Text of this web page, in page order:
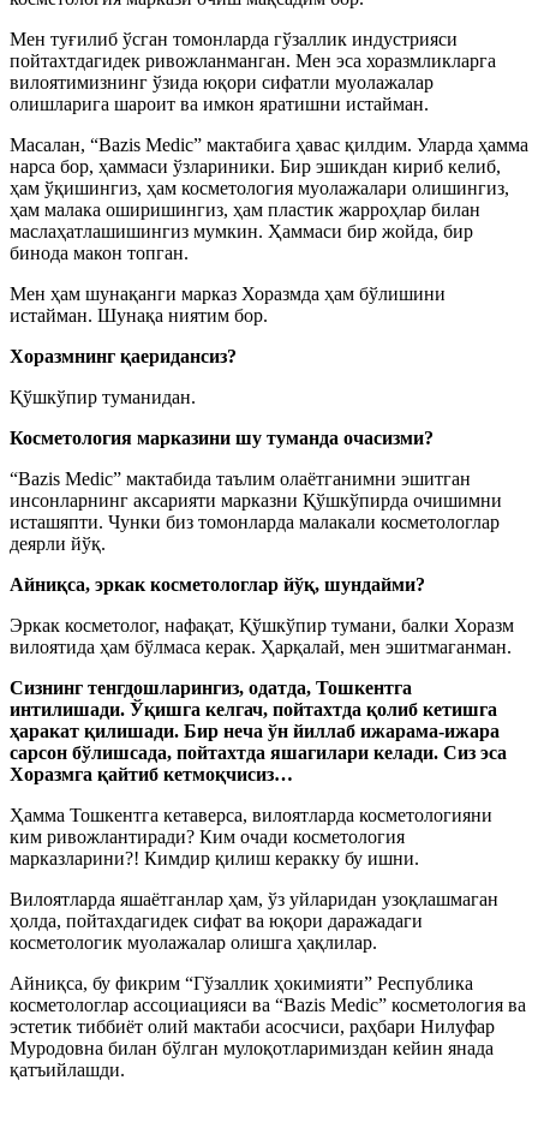
Мен туғилиб ўсган томонларда гўзаллик индустрияси
пойтахтдагидек ривожланманган. Мен эса хоразмликларга
вилоятимизнинг ўзида юқори сифатли муолажалар
олишларига шароит ва имкон яратишни истайман.
Масалан, “Bazis Medic” мактабига ҳавас қилдим. Уларда ҳамма
нарса бор, ҳаммаси ўзлариники. Бир эшикдан кириб келиб,
ҳам ўқишингиз, ҳам косметология муолажалари олишингиз,
ҳам малака оширишингиз, ҳам пластик жарроҳлар билан
маслаҳатлашишингиз мумкин. Ҳаммаси бир жойда, бир
бинода макон топган.
Мен ҳам шунақанги марказ Хоразмда ҳам бўлишини
истайман. Шунақа ниятим бор.
Хоразмнинг қаеридансиз?
Қўшкўпир туманидан.
Косметология марказини шу туманда очасизми?
“Bazis Medic” мактабида таълим олаётганимни эшитган
инсонларнинг аксарияти марказни Қўшкўпирда очишимни
исташяпти. Чунки биз томонларда малакали косметологлар
деярли йўқ.
Айниқса, эркак косметологлар йўқ, шундайми?
Эркак косметолог, нафақат, Қўшкўпир тумани, балки Хоразм
вилоятида ҳам бўлмаса керак. Ҳарқалай, мен эшитмаганман.
Сизнинг тенгдошларингиз, одатда, Тошкентга
интилишади. Ўқишга келгач, пойтахтда қолиб кетишга
ҳаракат қилишади. Бир неча ўн йиллаб ижарама-ижара
сарсон бўлишсада, пойтахтда яшагилари келади. Сиз эса
Хоразмга қайтиб кетмоқчисиз…
Ҳамма Тошкентга кетаверса, вилоятларда косметологияни
ким ривожлантиради? Ким очади косметология
марказларини?! Кимдир қилиш керакку бу ишни.
Вилоятларда яшаётганлар ҳам, ўз уйларидан узоқлашмаган
ҳолда, пойтахдагидек сифат ва юқори даражадаги
косметологик муолажалар олишга ҳақлилар.
Айниқса, бу фикрим “Гўзаллик ҳокимияти” Республика
косметологлар ассоциацияси ва “Bazis Medic” косметология ва
эстетик тиббиёт олий мактаби асосчиси, раҳбари Нилуфар
Муродовна билан бўлган мулоқотларимиздан кейин янада
қатъийлашди.